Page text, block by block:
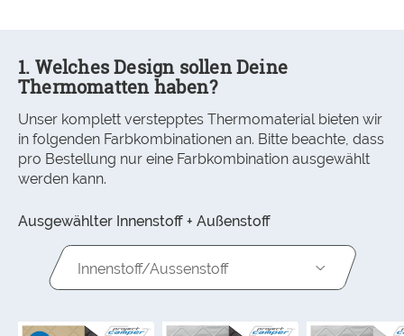
1. Welches Design sollen Deine
Thermomatten haben?
Unser komplett verstepptes Thermomaterial bieten wir
in folgenden Farbkombinationen an. Bitte beachte, dass
pro Bestellung nur eine Farbkombination ausgewählt
werden kann.
Ausgewählter Innenstoff + Außenstoff
Innenstoff/Aussenstoff